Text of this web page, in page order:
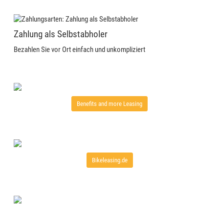
Zahlung als Selbstabholer
Bezahlen Sie vor Ort einfach und unkompliziert
Benefits and more Leasing
Bikeleasing.de